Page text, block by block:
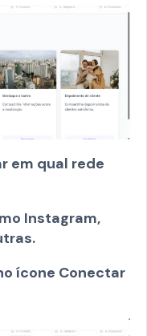
em qual rede
Instagram,
ícone Conectar